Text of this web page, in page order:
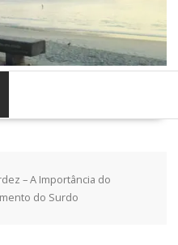
– A Importância do
do Surdo